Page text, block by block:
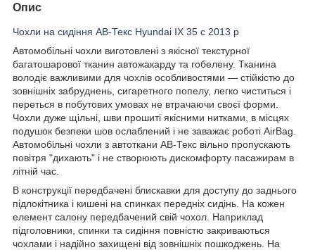
Опис
Чохли на сидіння АВ-Текс Hyundai IX 35 c 2013 р
Автомобільні чохли виготовлені з якісної текстурної
багатошарової тканин автожакарду та гобелену. Тканина
володіє важливими для чохлів особливостями — стійкістю до
зовнішніх забруднень, сигаретного попелу, легко чиститься і
переться в побутових умовах не втрачаючи своєї форми.
Чохли дуже щільні, шви прошиті якісними нитками, в місцях
подушок безпеки шов ослаблений і не заважає роботі AirBag.
Автомобільні чохли з автоткани АВ-Текс вільно пропускають
повітря "дихають" і не створюють дискомфорту пасажирам в
літній час.
В конструкції передбачені блискавки для доступу до заднього
підлокітника і кишені на спинках передніх сидінь. На кожен
елемент салону передбачений свій чохол. Наприклад
підголовники, спинки та сидіння повністю закриваються
чохлами і надійно захищені від зовнішніх пошкоджень. На